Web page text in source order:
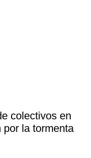
colectivos en
por la tormenta